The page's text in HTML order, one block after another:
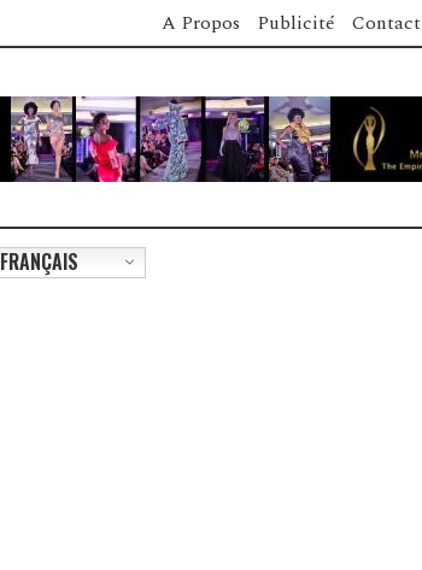
A Propos Publicité Contact